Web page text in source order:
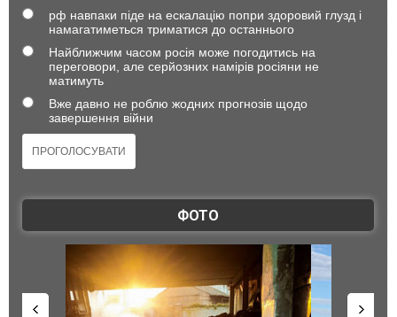
рф навпаки піде на ескалацію попри здоровий глузд і
намагатиметься триматися до останнього
Найближчим часом росія може погодитись на
переговори, але серйозних намірів росіяни не
матимуть
Вже давно не роблю жодних прогнозів щодо
завершення війни
ФОТО